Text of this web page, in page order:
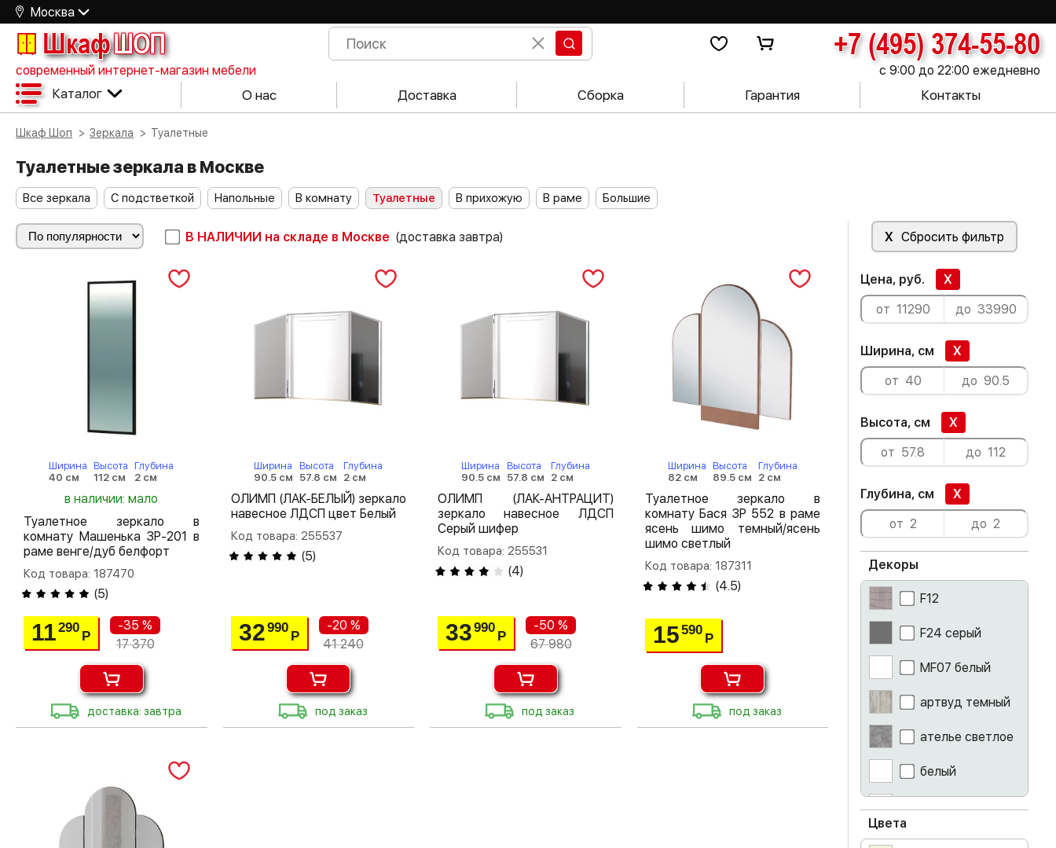
Москва
ШкафШОП +7 (495) 374-55-80
современный интернет-магазин мебели с 9:00 до 22:00 ежедневно
Каталог О нас Доставка Сборка Гарантия Контакты
Шкаф Шоп Зеркала Туалетные
Туалетные зеркала в Москве
Все зеркала С подстветкой Напольные В комнату Туалетные В прихожую В раме Большие
В НАЛИЧИИ на складе в Москве (доставка завтра)
Ширина
40 см
Высота
112 см
Глубина
2 см
в наличии: мало
Туалетное зеркало в
комнату Машенька ЗР-201 в
раме венге/дуб белфорт
Код товара: 187470
(5)
11290
Р
-35 %
17 370
доставка: завтра
Ширина
90.5 см
Высота
57.8 см
Глубина
2 см
ОЛИМП (ЛАК-БЕЛЫЙ) зеркало
навесное ЛДСП цвет Белый
Код товара: 255537
(5)
32990
Р
-20 %
41 240
под заказ
Ширина
90.5 см
Высота
57.8 см
Глубина
2 см
ОЛИМП (ЛАК-АНТРАЦИТ)
зеркало навесное ЛДСП
Серый шифер
Код товара: 255531
(4)
33990
Р
-50 %
67 980
под заказ
Ширина
82 см
Высота
89.5 см
Глубина
2 см
Туалетное зеркало в
комнату Бася ЗР 552 в раме
ясень шимо темный/ясень
шимо светлый
Код товара: 187311
(4.5)
15590
Р
под заказ
X Сбросить фильтр
Цена, руб. X
Ширина, см X
Высота, см X
Глубина, см X
Декоры
F12
F24 серый
MF07 белый
артвуд темный
ателье светлое
белый
бетон
Цвета